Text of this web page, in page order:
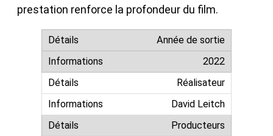
prestation renforce la profondeur du film.
Année de sortie
2022
Réalisateur
David Leitch
Producteurs